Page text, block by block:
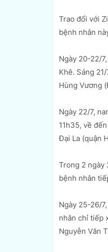
Trao đổi với
bệnh nhân
Ngày 20-22/
Khê. Sáng
Hùng Vương
Ngày 22/7,
11h35, về
Đại La (quận
Trong 2 ngày
bệnh nhân
Ngày 25-26/
nhân chỉ tiếp
Nguyễn Văn